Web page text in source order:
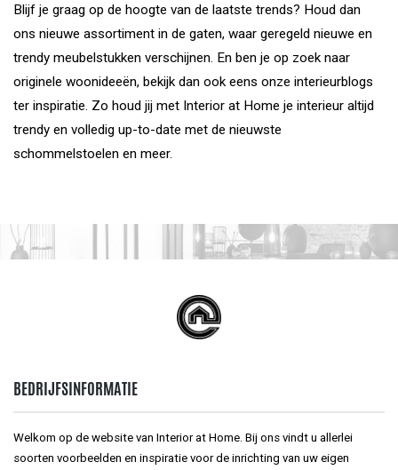
Blijf je graag op de hoogte van de laatste trends? Houd dan
ons nieuwe assortiment in de gaten, waar geregeld nieuwe en
trendy meubelstukken verschijnen. En ben je op zoek naar
originele woonideeën, bekijk dan ook eens onze interieurblogs
ter inspiratie. Zo houd jij met Interior at Home je interieur altijd
trendy en volledig up-to-date met de nieuwste
schommelstoelen en meer.
BEDRIJFSINFORMATIE
Welkom op de website van Interior at Home. Bij ons vindt u allerlei
soorten voorbeelden en inspiratie voor de inrichting van uw eigen